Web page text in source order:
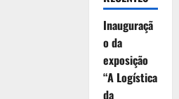
Inauguraçã
o da
exposição
“A Logística
da